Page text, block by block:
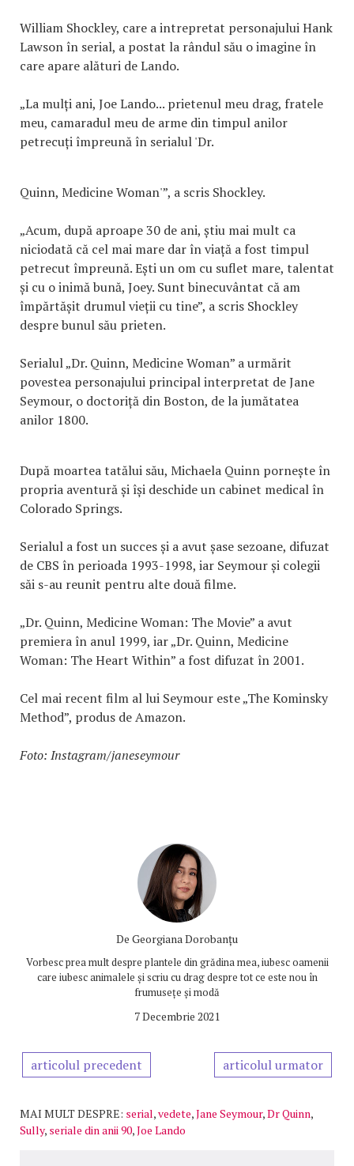
William Shockley, care a intrepretat personajului Hank
Lawson în serial, a postat la rândul său o imagine în
care apare alături de Lando.
„La mulți ani, Joe Lando... prietenul meu drag, fratele
meu, camaradul meu de arme din timpul anilor
petrecuți împreună în serialul 'Dr.
Quinn, Medicine Woman'”, a scris Shockley.
„Acum, după aproape 30 de ani, știu mai mult ca
niciodată că cel mai mare dar în viață a fost timpul
petrecut împreună. Ești un om cu suflet mare, talentat
și cu o inimă bună, Joey. Sunt binecuvântat că am
împărtășit drumul vieții cu tine”, a scris Shockley
despre bunul său prieten.
Serialul „Dr. Quinn, Medicine Woman” a urmărit
povestea personajului principal interpretat de Jane
Seymour, o doctoriță din Boston, de la jumătatea
anilor 1800.
După moartea tatălui său, Michaela Quinn pornește în
propria aventură și își deschide un cabinet medical în
Colorado Springs.
Serialul a fost un succes și a avut șase sezoane, difuzat
de CBS în perioada 1993-1998, iar Seymour și colegii
săi s-au reunit pentru alte două filme.
„Dr. Quinn, Medicine Woman: The Movie” a avut
premiera în anul 1999, iar „Dr. Quinn, Medicine
Woman: The Heart Within” a fost difuzat în 2001.
Cel mai recent film al lui Seymour este „The Kominsky
Method”, produs de Amazon.
Foto: Instagram/janeseymour
De Georgiana Dorobanțu
Vorbesc prea mult despre plantele din grădina mea, iubesc oamenii
care iubesc animalele și scriu cu drag despre tot ce este nou în
frumusețe și modă
7 Decembrie 2021
articolul precedent articolul urmator
MAI MULT DESPRE: serial,vedete,Jane Seymour,Dr Quinn,
Sully, seriale din anii 90,Joe Lando